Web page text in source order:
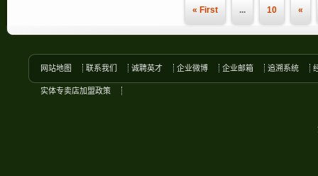
« First ... 10 «
网站地图 联系我们 诚聘英才 企业微博 企业邮箱 追溯系统
实体专卖店加盟政策